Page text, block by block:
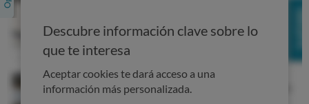
Si tu banco te ha subido las comisiones, no te
infiel con nuestro Comparador de Cuentas
decimos la opción más rentable.
Descubre información clave sobre lo
que te interesa
Aceptar cookies te dará acceso a una
información más personalizada.